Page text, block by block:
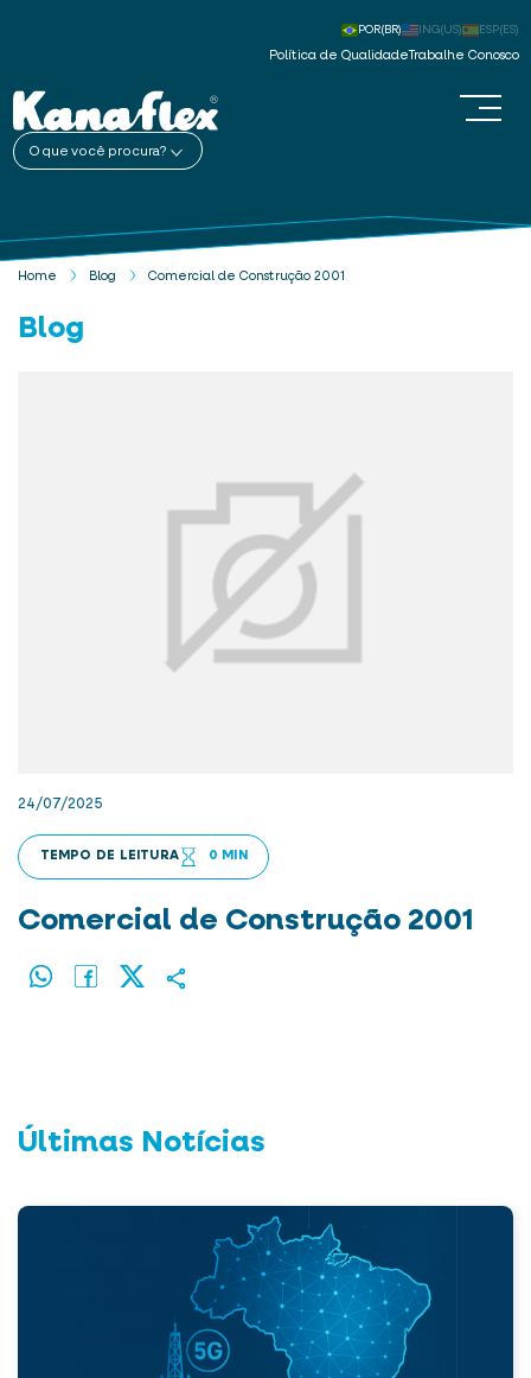
Política de Qualidade Trabalhe Conosco
POR(BR) ING(US) ESP(ES)
O que você procura?
Home Blog Comercial de Construção 2001
Blog
24/07/2025
TEMPO DE LEITURA 0 MIN
Comercial de Construção 2001
Últimas Notícias